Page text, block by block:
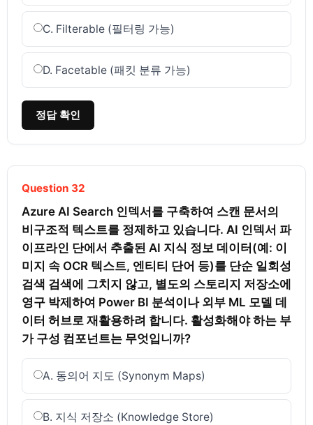
C. Filterable (필터링 가능)
D. Facetable (패킷 분류 가능)
정답 확인
Question 32
Azure AI Search 인덱서를 구축하여 스캔 문서의
비구조적 텍스트를 정제하고 있습니다. AI 인덱서 파
이프라인 단에서 추출된 AI 지식 정보 데이터(예: 이
미지 속 OCR 텍스트, 엔티티 단어 등)를 단순 일회성
검색 검색에 그치지 않고, 별도의 스토리지 저장소에
영구 박제하여 Power BI 분석이나 외부 ML 모델 데
이터 허브로 재활용하려 합니다. 활성화해야 하는 부
가 구성 컴포넌트는 무엇입니까?
A. 동의어 지도 (Synonym Maps)
B. 지식 저장소 (Knowledge Store)